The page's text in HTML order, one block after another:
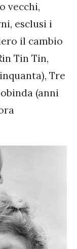
vecchi,
esclusi i
il cambio
Tin Tin,
Tre
(anni